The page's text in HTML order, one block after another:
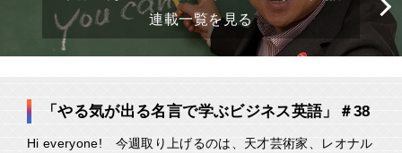
連載一覧を見る
「やる気が出る名言で学ぶビジネス英語」＃38
Hi everyone! 今週取り上げるのは、天才芸術家、レオナル